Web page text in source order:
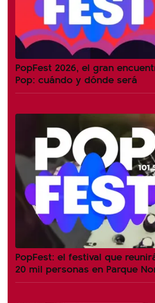
PopFest 2026, el gran
Pop: cuándo y dónde será
PopFest: el festival que
20 mil personas en Parque